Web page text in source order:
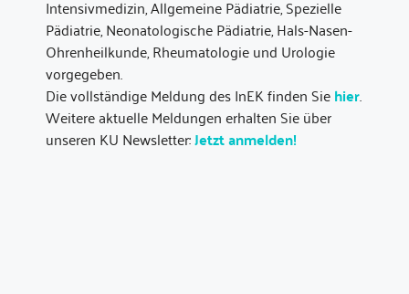
Intensivmedizin, Allgemeine Pädiatrie, Spezielle
Pädiatrie, Neonatologische Pädiatrie, Hals-Nasen-
Ohrenheilkunde, Rheumatologie und Urologie
vorgegeben.
Die vollständige Meldung des InEK finden Siehier.
Weitere aktuelle Meldungen erhalten Sie über
unseren KU Newsletter:Jetzt anmelden!